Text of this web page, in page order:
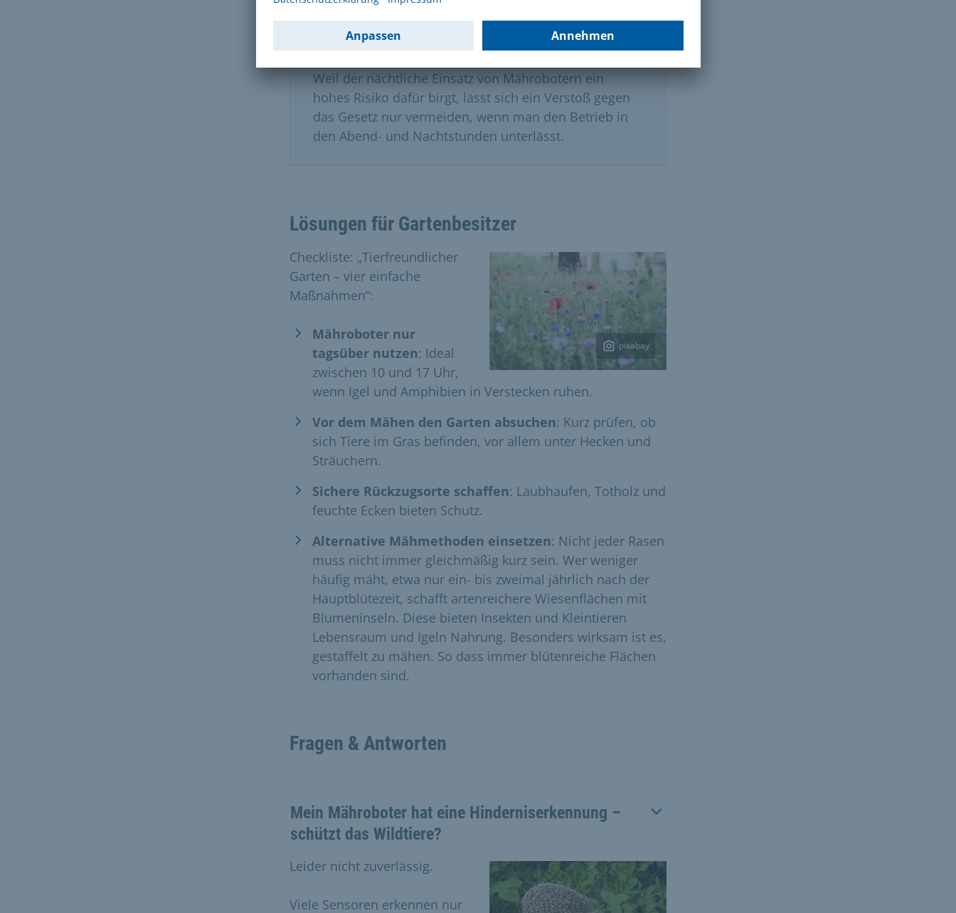
Nach Paragraf 44 des Bundesnaturschutzgesetzes ist
es verboten, besonders geschützte Tiere wie Igel oder
Weil der nächtliche Einsatz von Mährobotern ein
hohes Risiko dafür birgt, lässt sich ein Verstoß gegen
das Gesetz nur vermeiden, wenn man den Betrieb in
den Abend- und Nachtstunden unterlässt.
Lösungen für Gartenbesitzer
pixabay
Checkliste: „Tierfreundlicher
Garten – vier einfache
Maßnahmen“:
Mähroboter nur
tagsüber nutzen: Ideal
zwischen 10 und 17 Uhr,
wenn Igel und Amphibien in Verstecken ruhen.
Vor dem Mähen den Garten absuchen: Kurz prüfen, ob
sich Tiere im Gras befinden, vor allem unter Hecken und
Sträuchern.
Sichere Rückzugsorte schaffen: Laubhaufen, Totholz und
feuchte Ecken bieten Schutz.
Alternative Mähmethoden einsetzen: Nicht jeder Rasen
muss nicht immer gleichmäßig kurz sein. Wer weniger
häufig mäht, etwa nur ein- bis zweimal jährlich nach der
Hauptblütezeit, schafft artenreichere Wiesenflächen mit
Blumeninseln. Diese bieten Insekten und Kleintieren
Lebensraum und Igeln Nahrung. Besonders wirksam ist es,
gestaffelt zu mähen. So dass immer blütenreiche Flächen
vorhanden sind.
Fragen & Antworten
Mein Mähroboter hat eine Hinderniserkennung –
schützt das Wildtiere?
Leider nicht zuverlässig.
Viele Sensoren erkennen nur